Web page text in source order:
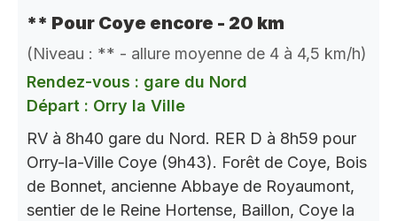
** Pour Coye encore - 20 km
(Niveau : ** - allure moyenne de 4 à 4,5 km/h)
Rendez-vous : gare du Nord
Départ : Orry la Ville
RV à 8h40 gare du Nord. RER D à 8h59 pour
Orry-la-Ville Coye (9h43). Forêt de Coye, Bois
de Bonnet, ancienne Abbaye de Royaumont,
sentier de le Reine Hortense, Baillon, Coye la